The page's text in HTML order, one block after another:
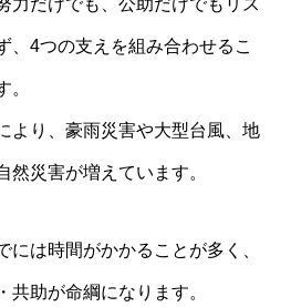
、4つの支えを組み合わせるこ
。
より、豪雨災害や大型台風、地
然災害が増えています。
には時間がかかることが多く、
共助が命綱になります。